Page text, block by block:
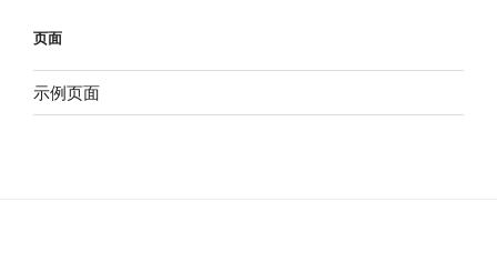
页面
示例页面